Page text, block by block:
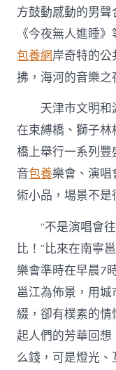
方鼓動感動的男
《今夜無人進睡
包養網岸奇特的公
拂，海河的音樂之
天津市文明
在束縛橋、獅子
橋上舉行一系列
音包養樂會、演唱
術小品，場景不是
“不是演唱會
比！”比來在南寧
樂會準時在早晨7
邕江為佈景，用
綴，卻有樸素的
起人們的芳華回
么錢，可是燈光